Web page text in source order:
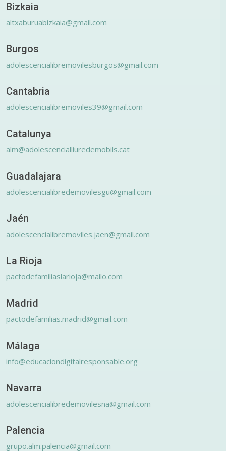
Bizkaia
altxaburuabizkaia@gmail.com
Burgos
adolescencialibremovilesburgos@gmail.com
Cantabria
adolescencialibremoviles39@gmail.com
Catalunya
alm@adolescencialliuredemobils.cat
Guadalajara
adolescencialibredemovilesgu@gmail.com
Jaén
adolescencialibremoviles.jaen@gmail.com
La Rioja
pactodefamiliaslarioja@mailo.com
Madrid
pactodefamilias.madrid@gmail.com
Málaga
info@educaciondigitalresponsable.org
Navarra
adolescencialibredemovilesna@gmail.com
Palencia
grupo.alm.palencia@gmail.com